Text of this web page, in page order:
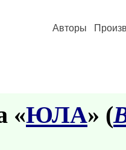
Авторы
«ЮЛА» (